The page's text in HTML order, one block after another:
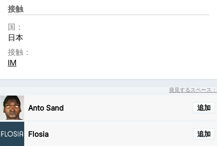
接触
国：
日本
接触：
IM
発見するスペース：
追加
Anto Sand
追加
Flosia